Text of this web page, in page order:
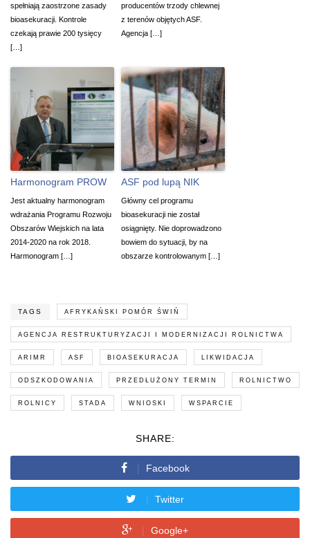
spełniają zaostrzone zasady
bioasekuracji. Kontrole
czekają prawie 200 tysięcy
[…]
producentów trzody chlewnej
z terenów objętych ASF.
Agencja […]
Harmonogram PROW
Jest aktualny harmonogram
wdrażania Programu Rozwoju
Obszarów Wiejskich na lata
2014-2020 na rok 2018.
Harmonogram […]
ASF pod lupą NIK
Główny cel programu
bioasekuracji nie został
osiągnięty. Nie doprowadzono
bowiem do sytuacji, by na
obszarze kontrolowanym […]
TAGS AFRYKAŃSKI POMÓR ŚWIŃ
AGENCJA RESTRUKTURYZACJI I MODERNIZACJI ROLNICTWA
ARIMR ASF BIOASEKURACJA LIKWIDACJA
ODSZKODOWANIA PRZEDŁUŻONY TERMIN ROLNICTWO
ROLNICY STADA WNIOSKI WSPARCIE
SHARE:
Facebook
Twitter
Google+